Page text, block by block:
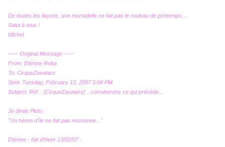
De toutes les façons, une mortadelle ne fait pas le rouleau de printemps...
Salut à tous !
Michel
----- Original Message -----
From: Etienne Roba
To: CirqueZavatars
Sent: Tuesday, February 13, 2007 5:04 PM
Subject: Réf. : [CirqueZavatars] ...corroborons ce qui précède...
Je dirais Pluto :
"Un héron d'île ne fait pas monotone..."
Etienne - fait d'hiver 13/02/07 -